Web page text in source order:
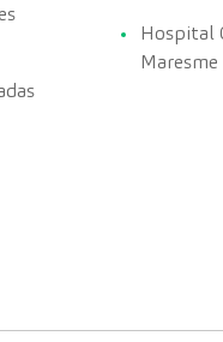
Hospital
Maresme